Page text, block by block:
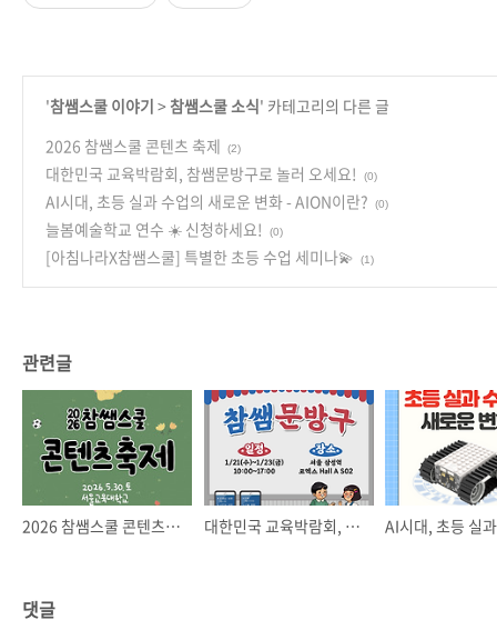
'참쌤스쿨 이야기 > 참쌤스쿨 소식' 카테고리의 다른 글
2026 참쌤스쿨 콘텐츠 축제
(2)
대한민국 교육박람회, 참쌤문방구로 놀러 오세요! (0)
AI시대, 초등 실과 수업의 새로운 변화 - AION이란? (0)
늘봄예술학교 연수 ☀️ 신청하세요! (0)
[아침나라X참쌤스쿨] 특별한 초등 수업 세미나💫 (1)
관련글
2026 참쌤스쿨 콘텐츠 축제 대한민국 교육박람회, 참쌤문방구로 놀러 오세요!
댓글